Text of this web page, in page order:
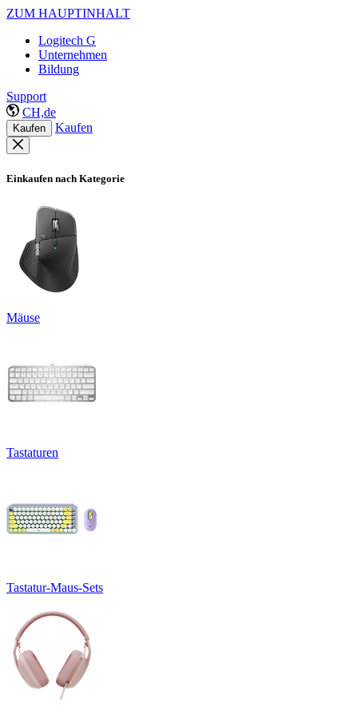
ZUM HAUPTINHALT
Logitech G
Unternehmen
Bildung
Support
CH,de
Kaufen Kaufen
Einkaufen nach Kategorie
Mäuse
Tastaturen
Tastatur-Maus-Sets